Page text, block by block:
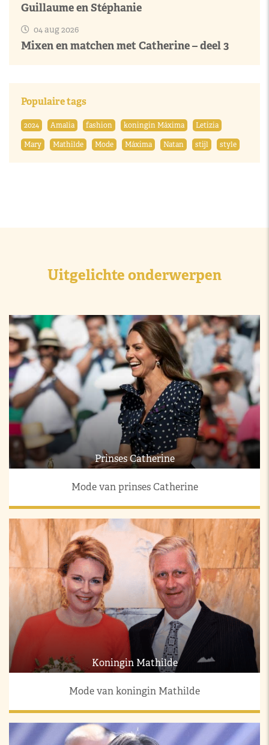
Guillaume en Stéphanie
04 aug 2026
Mixen en matchen met Catherine – deel 3
Populaire tags
2024 Amalia fashion koningin Máxima
Letizia
Mary
Mathilde Mode Máxima Natan stijl style
Uitgelichte onderwerpen
Prinses Catherine
Mode van prinses Catherine
Koningin Mathilde
Mode van koningin Mathilde